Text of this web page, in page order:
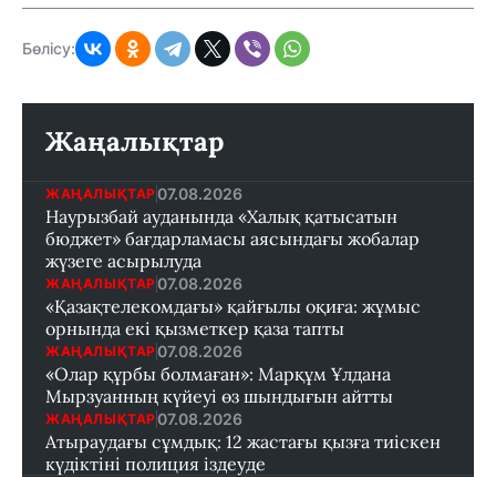
Бөлісу:
Жаңалықтар
ЖАҢАЛЫҚТАР 07.08.2026
Наурызбай ауданында «Халық қатысатын
бюджет» бағдарламасы аясындағы жобалар
жүзеге асырылуда
ЖАҢАЛЫҚТАР 07.08.2026
«Қазақтелекомдағы» қайғылы оқиға: жұмыс
орнында екі қызметкер қаза тапты
ЖАҢАЛЫҚТАР 07.08.2026
«Олар құрбы болмаған»: Марқұм Ұлдана
Мырзуанның күйеуі өз шындығын айтты
ЖАҢАЛЫҚТАР 07.08.2026
Атыраудағы сұмдық: 12 жастағы қызға тиіскен
күдіктіні полиция іздеуде